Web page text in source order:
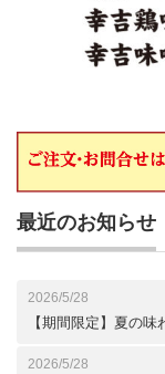
最近のお知らせ
2026/5/28
【期間限定】夏の
2026/5/28